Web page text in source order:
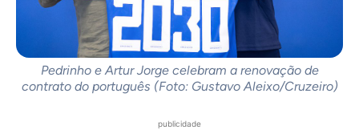
Pedrinho e Artur Jorge celebram a renovação de
contrato do português (Foto: Gustavo Aleixo/Cruzeiro)
publicidade